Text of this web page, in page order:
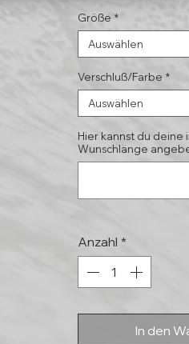
Größe *
Auswählen
Verschluß/Farbe *
Auswählen
Hier kannst du deine
Wunschlänge
Anzahl *
In den